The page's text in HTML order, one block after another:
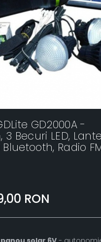
GD2000A -
3 Becuri LED,
Bluetooth, Radio
RON